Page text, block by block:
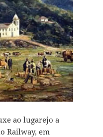
ao lugarejo a
Railway, em